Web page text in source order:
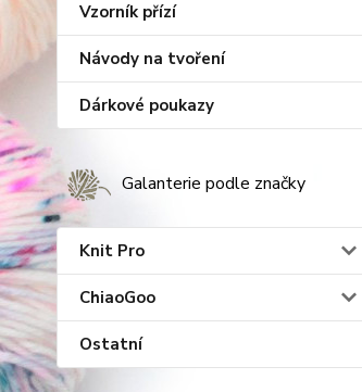
Vzorník přízí
Návody na tvoření
Dárkové poukazy
Galanterie podle značky
Knit Pro
ChiaoGoo
Ostatní